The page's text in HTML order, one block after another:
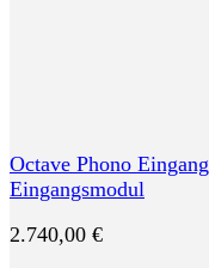
Octave Phono
Eingangsmodul
2.740,00 €